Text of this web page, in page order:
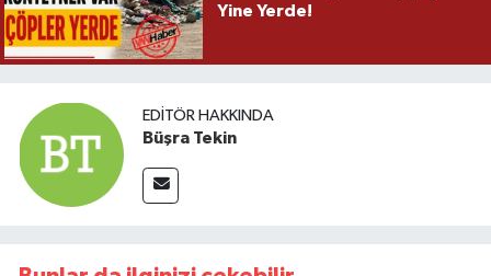
Yine Yerde!
EDITÖR HAKKINDA
Büşra Tekin